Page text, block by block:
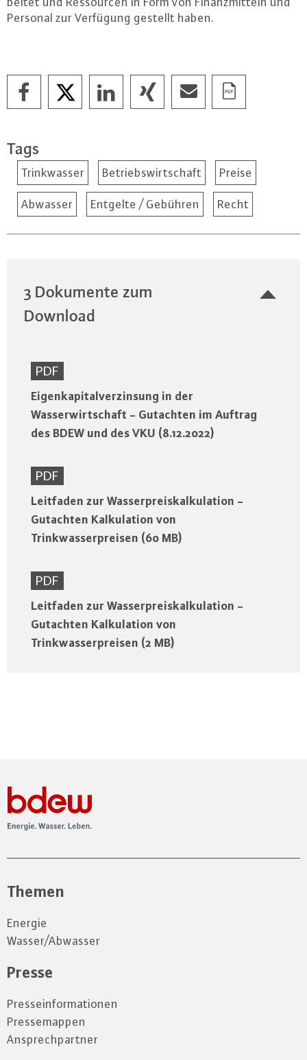
Personal zur Verfügung gestellt haben.
Tags
Trinkwasser Betriebswirtschaft Preise
Abwasser Entgelte / Gebühren Recht
3 Dokumente zum
Download
PDF
Eigenkapitalverzinsung in der
Wasserwirtschaft - Gutachten im Auftrag
des BDEW und des VKU (8.12.2022)
PDF
Leitfaden zur Wasserpreiskalkulation -
Gutachten Kalkulation von
Trinkwasserpreisen (60 MB)
PDF
Leitfaden zur Wasserpreiskalkulation -
Gutachten Kalkulation von
Trinkwasserpreisen (2 MB)
Themen
Energie
Wasser/Abwasser
Presse
Presseinformationen
Pressemappen
Ansprechpartner